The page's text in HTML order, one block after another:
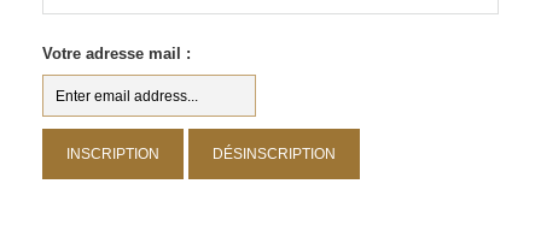
Votre adresse mail :